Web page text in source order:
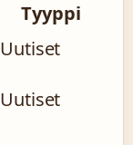
Tyyppi
Uutiset
Uutiset